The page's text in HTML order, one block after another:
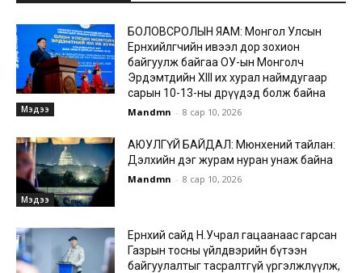
Мэдээ
БОЛОВСРОЛЫН ЯАМ: Монгол Улсын
Ерөнхийлөгчийн ивээл дор зохион
байгуулж байгаа ОУ-ын Монголч
Эрдэмтдийн XIII их хурал наймдугаар
сарын 10-13-ны өдрүүдэд болж байна
Mandmn - 8 сар 10, 2026
Мэдээ
АЮУЛГҮЙ БАЙДАЛ: Мюнхений тайлан:
Дэлхийн дэг журам нуран унаж байна
Mandmn - 8 сар 10, 2026
Ерөнхий сайд Н.Учрал гацаанаас гарсан
Газрын тосны үйлдвэрийн бүтээн
байгуулалтыг тасралтгүй үргэлжлүүлж,